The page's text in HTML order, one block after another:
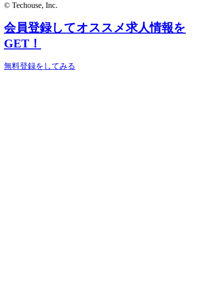
© Techouse, Inc.
会員登録してオススメ求人情報を
GET！
無料登録をしてみる